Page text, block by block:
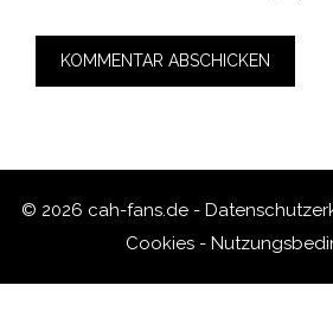
© 2026 cah-fans.de -
Cookies-